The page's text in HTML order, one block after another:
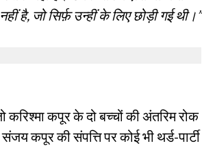
है, जो सिर्फ़ उन्हीं के लिए छोड़ी गई थी।”
कपूर के दो बच्चों की अंतरिम रोक
कपूर की संपत्ति पर कोई भी थर्ड-पार्टी